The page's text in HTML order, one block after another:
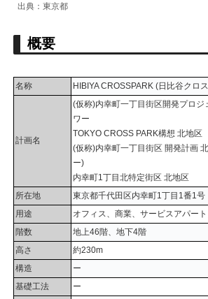
出典：東京都
概要
名称 HIBIYA CROSSPARK (日比谷クロ
計画名
(仮称)内幸町一丁目街区開発プロジ
ワー
TOKYO CROSS PARK構想 北地区
(仮称)内幸町一丁目街区 開発計画
ー)
内幸町1丁目北特定街区 北地区
所在地
東京都千代田区内幸町1丁目1番1号
用途
オフィス、商業、サービスアパー
階数
地上46階、地下4階
高さ
約230m
構造
ー
基礎工法
ー